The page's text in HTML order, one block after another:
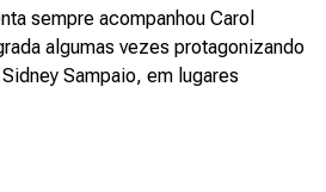
sempre acompanhou Carol
algumas vezes protagonizando
Sampaio, em lugares